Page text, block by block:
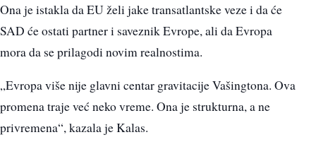
Ona je istakla da EU želi jake transatlantske veze i da će
SAD će ostati partner i saveznik Evrope, ali da Evropa
mora da se prilagodi novim realnostima.
„Evropa više nije glavni centar gravitacije Vašingtona. Ova
promena traje već neko vreme. Ona je strukturna, a ne
privremena“, kazala je Kalas.